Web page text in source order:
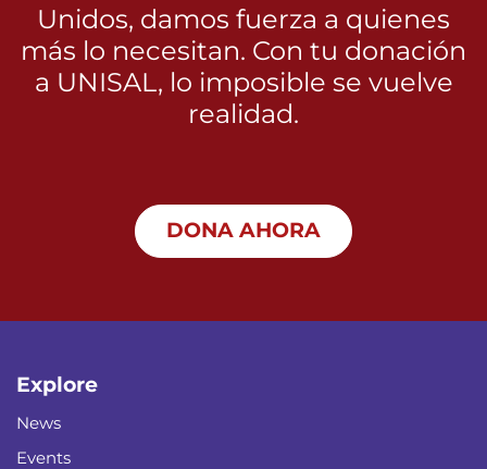
Unidos, damos fuerza a quienes
más lo necesitan. Con tu donación
a UNISAL, lo imposible se vuelve
realidad.
DONA​​​​​​​​​​​​ AHORA
Explore
News
Events